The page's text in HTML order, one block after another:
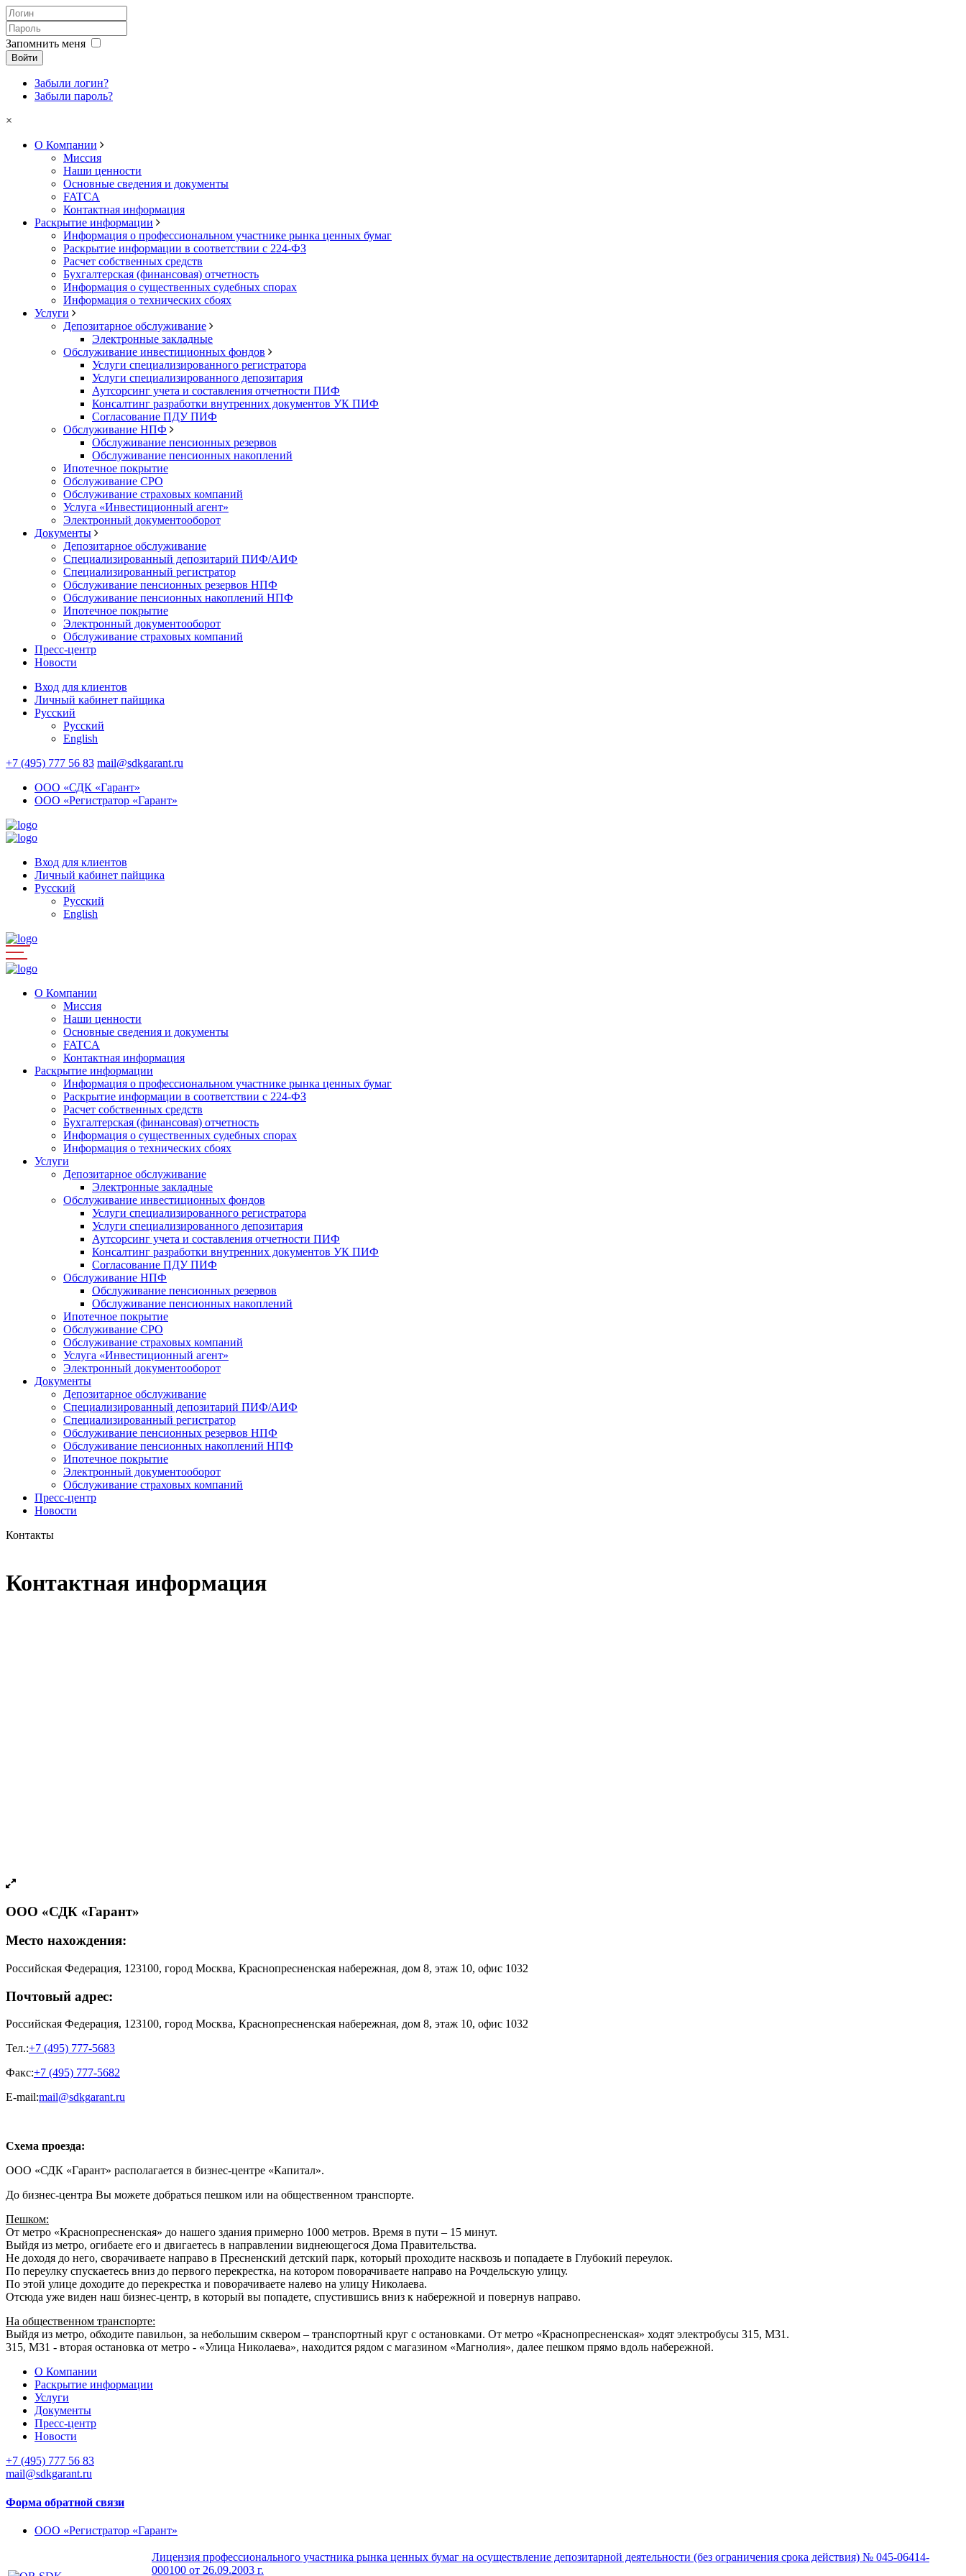
Запомнить меня
Войти
Забыли логин?
Забыли пароль?
×
О Компании
Миссия
Наши ценности
Основные сведения и документы
FATCA
Контактная информация
Раскрытие информации
Информация о профессиональном участнике рынка ценных бумаг
Раскрытие информации в соответствии с 224-ФЗ
Расчет собственных средств
Бухгалтерская (финансовая) отчетность
Информация о существенных судебных спорах
Информация о технических сбоях
Услуги
Депозитарное обслуживание
Электронные закладные
Обслуживание инвестиционных фондов
Услуги специализированного регистратора
Услуги специализированного депозитария
Аутсорсинг учета и составления отчетности ПИФ
Консалтинг разработки внутренних документов УК ПИФ
Согласование ПДУ ПИФ
Обслуживание НПФ
Обслуживание пенсионных резервов
Обслуживание пенсионных накоплений
Ипотечное покрытие
Обслуживание СРО
Обслуживание страховых компаний
Услуга «Инвестиционный агент»
Электронный документооборот
Документы
Депозитарное обслуживание
Специализированный депозитарий ПИФ/АИФ
Специализированный регистратор
Обслуживание пенсионных резервов НПФ
Обслуживание пенсионных накоплений НПФ
Ипотечное покрытие
Электронный документооборот
Обслуживание страховых компаний
Пресс-центр
Новости
Вход для клиентов
Личный кабинет пайщика
Русский
Русский
English
+7 (495) 777 56 83 mail@sdkgarant.ru
ООО «СДК «Гарант»
ООО «Регистратор «Гарант»
Вход для клиентов
Личный кабинет пайщика
Русский
Русский
English
О Компании
Миссия
Наши ценности
Основные сведения и документы
FATCA
Контактная информация
Раскрытие информации
Информация о профессиональном участнике рынка ценных бумаг
Раскрытие информации в соответствии с 224-ФЗ
Расчет собственных средств
Бухгалтерская (финансовая) отчетность
Информация о существенных судебных спорах
Информация о технических сбоях
Услуги
Депозитарное обслуживание
Электронные закладные
Обслуживание инвестиционных фондов
Услуги специализированного регистратора
Услуги специализированного депозитария
Аутсорсинг учета и составления отчетности ПИФ
Консалтинг разработки внутренних документов УК ПИФ
Согласование ПДУ ПИФ
Обслуживание НПФ
Обслуживание пенсионных резервов
Обслуживание пенсионных накоплений
Ипотечное покрытие
Обслуживание СРО
Обслуживание страховых компаний
Услуга «Инвестиционный агент»
Электронный документооборот
Документы
Депозитарное обслуживание
Специализированный депозитарий ПИФ/АИФ
Специализированный регистратор
Обслуживание пенсионных резервов НПФ
Обслуживание пенсионных накоплений НПФ
Ипотечное покрытие
Электронный документооборот
Обслуживание страховых компаний
Пресс-центр
Новости
Контакты
Контактная информация
ООО «СДК «Гарант»
Место нахождения:
Российская Федерация, 123100, город Москва, Краснопресненская набережная, дом 8, этаж 10, офис 1032
Почтовый адрес:
Российская Федерация, 123100, город Москва, Краснопресненская набережная, дом 8, этаж 10, офис 1032
Тел.:+7 (495) 777-5683
Факс:+7 (495) 777-5682
E-mail:mail@sdkgarant.ru
Схема проезда:
ООО «СДК «Гарант» располагается в бизнес-центре «Капитал».
До бизнес-центра Вы можете добраться пешком или на общественном транспорте.
Пешком:
От метро «Краснопресненская» до нашего здания примерно 1000 метров. Время в пути – 15 минут.
Выйдя из метро, огибаете его и двигаетесь в направлении виднеющегося Дома Правительства.
Не доходя до него, сворачиваете направо в Пресненский детский парк, который проходите насквозь и попадаете в Глубокий переулок.
По переулку спускаетесь вниз до первого перекрестка, на котором поворачиваете направо на Рочдельскую улицу.
По этой улице доходите до перекрестка и поворачиваете налево на улицу Николаева.
Отсюда уже виден наш бизнес-центр, в который вы попадете, спустившись вниз к набережной и повернув направо.
На общественном транспорте:
Выйдя из метро, обходите павильон, за небольшим сквером – транспортный круг с остановками. От метро «Краснопресненская» ходят электробусы 315, М31.
315, М31 - вторая остановка от метро - «Улица Николаева», находится рядом с магазином «Магнолия», далее пешком прямо вдоль набережной.
О Компании
Раскрытие информации
Услуги
Документы
Пресс-центр
Новости
+7 (495) 777 56 83
mail@sdkgarant.ru
Форма обратной связи
ООО «Регистратор «Гарант»
Лицензия профессионального участника рынка ценных бумаг на осуществление депозитарной деятельности (без ограничения срока действия) № 045-06414-
000100 от 26.09.2003 г.